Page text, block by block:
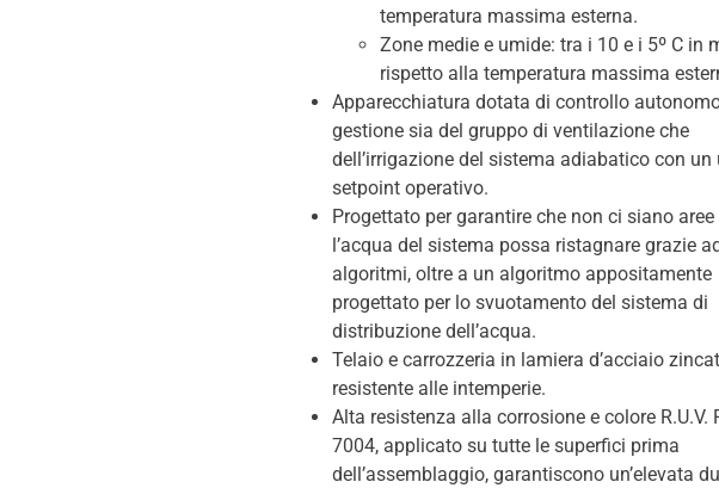
temperatura massima esterna.
Zone medie e umide: tra i 10 e i 5º C in
rispetto alla temperatura massima
Apparecchiatura dotata di controllo
gestione sia del gruppo di ventilazione che
dell’irrigazione del sistema adiabatico con un
setpoint operativo.
Progettato per garantire che non ci siano aree
l’acqua del sistema possa ristagnare grazie
algoritmi, oltre a un algoritmo appositamente
progettato per lo svuotamento del sistema di
distribuzione dell’acqua.
Telaio e carrozzeria in lamiera d’acciaio
resistente alle intemperie.
Alta resistenza alla corrosione e colore R.U.V.
7004, applicato su tutte le superfici prima
dell’assemblaggio, garantiscono un’elevata